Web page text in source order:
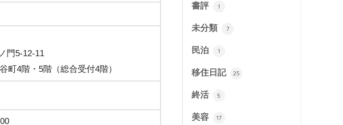
門5-12-11
町4階・5階（総合受付4階）
書評 1
未分類 7
民泊 1
移住日記 25
終活 5
美容 17